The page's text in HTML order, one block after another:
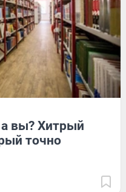
вы? Хитрый
точно